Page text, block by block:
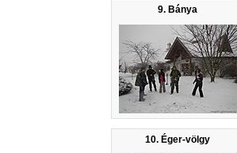
9. Bánya
10. Éger-völgy